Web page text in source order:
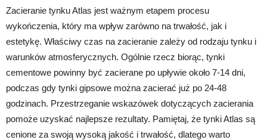
Zacieranie tynku Atlas jest ważnym etapem procesu
wykończenia, który ma wpływ zarówno na trwałość, jak i
estetykę. Właściwy czas na zacieranie zależy od rodzaju tynku i
warunków atmosferycznych. Ogólnie rzecz biorąc, tynki
cementowe powinny być zacierane po upływie około 7-14 dni,
podczas gdy tynki gipsowe można zacierać już po 24-48
godzinach. Przestrzeganie wskazówek dotyczących zacierania
pomoże uzyskać najlepsze rezultaty. Pamiętaj, że tynki Atlas są
cenione za swoją wysoką jakość i trwałość, dlatego warto